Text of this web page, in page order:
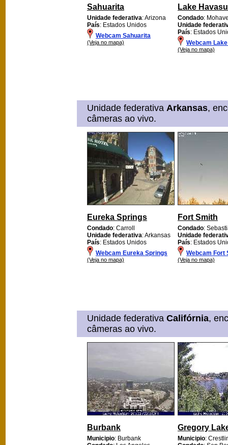
Sahuarita
Unidade federativa: Arizona
País: Estados Unidos
Webcam Sahuarita
(Veja no mapa)
Lake Havasu
Condado:
Unidade
País: Estados
Webcam
(Veja no mapa)
Unidade federativa Arkansas,
câmeras ao vivo.
Eureka Springs
Condado: Carroll
Unidade federativa: Arkansas
País: Estados Unidos
Webcam Eureka Springs
(Veja no mapa)
Fort Smith
Condado:
Unidade
País: Estados
Webcam Fort
(Veja no mapa)
Unidade federativa Califórnia,
câmeras ao vivo.
Burbank
Municipio: Burbank
Gregory
Municipio: